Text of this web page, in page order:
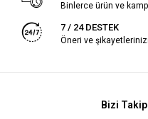
Binlerce ürün ve
7 / 24 DESTEK
Öneri ve
Bizi